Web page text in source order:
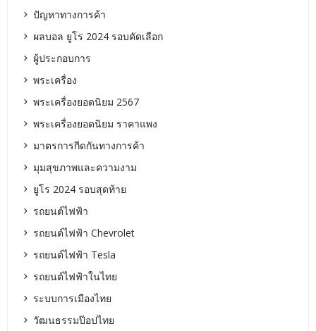
ปัญหาทางการค้า
ผลบอล ยูโร 2024 รอบคัดเลือก
ผู้ประกอบการ
พระเครื่อง
พระเครื่องยอดนิยม 2567
พระเครื่องยอดนิยม ราคาแพง
มาตรการกีดกันทางการค้า
มุมสุขภาพและความงาม
ยูโร 2024 รอบสุดท้าย
รถยนต์ไฟฟ้า
รถยนต์ไฟฟ้า Chevrolet
รถยนต์ไฟฟ้า Tesla
รถยนต์ไฟฟ้าในไทย
ระบบการเมืองไทย
วัฒนธรรมป๊อปไทย